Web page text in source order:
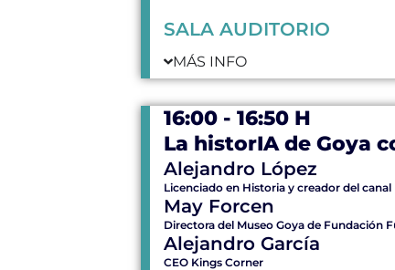
SALA AUDITORIO
MÁS INFO
16:00 - 16:50 H
La historIA de Goya
Alejandro López
Licenciado en Historia y creador del
May Forcen
Directora del Museo Goya de Fundación
Alejandro García
CEO Kings Corner